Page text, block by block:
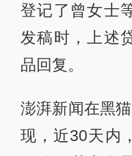
登记了曾女士
发稿时，上述
品回复。
澎湃新闻在黑
现，近30天内